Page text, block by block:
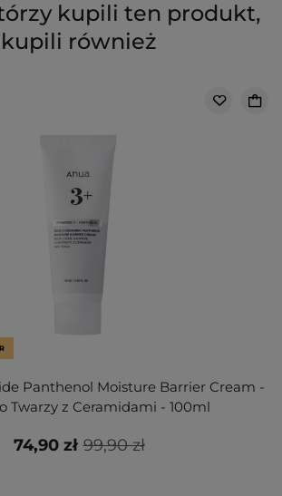
kupili ten produkt,
kupili również
Panthenol Moisture Barrier Cream -
Twarzy z Ceramidami - 100ml
99,90 zł
74,90 zł